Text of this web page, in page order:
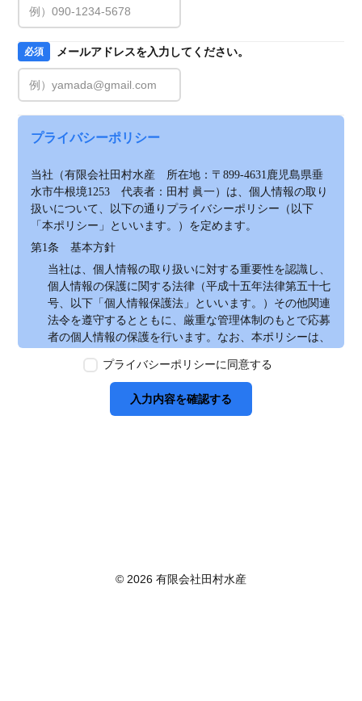
必須 メールアドレスを入力してください。
プライバシーポリシー
当社（有限会社田村水産　所在地：〒899-4631鹿児島県垂
水市牛根境1253　代表者：田村 眞一）は、個人情報の取り
扱いについて、以下の通りプライバシーポリシー（以下
「本ポリシー」といいます。）を定めます。
第1条　基本方針
当社は、個人情報の取り扱いに対する重要性を認識し、
個人情報の保護に関する法律（平成十五年法律第五十七
号、以下「個人情報保護法」といいます。）その他関連
法令を遵守するとともに、厳重な管理体制のもとで応募
者の個人情報の保護を行います。なお、本ポリシーは、
のとします。
第2条　個人情報の定義
本ポリシーにおいて「個人情報」とは、個人情報保護法
利用の停止、消去及び第三者への提供の停止を行うこと
プライバシーポリシーに同意する
入力内容を確認する
© 2026 有限会社田村水産